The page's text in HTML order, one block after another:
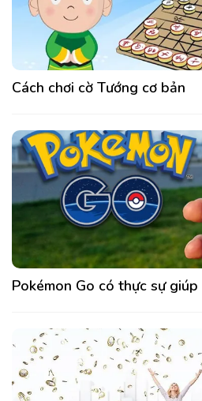
Cách chơi cờ Tướng cơ bản
Pokémon Go có thực sự